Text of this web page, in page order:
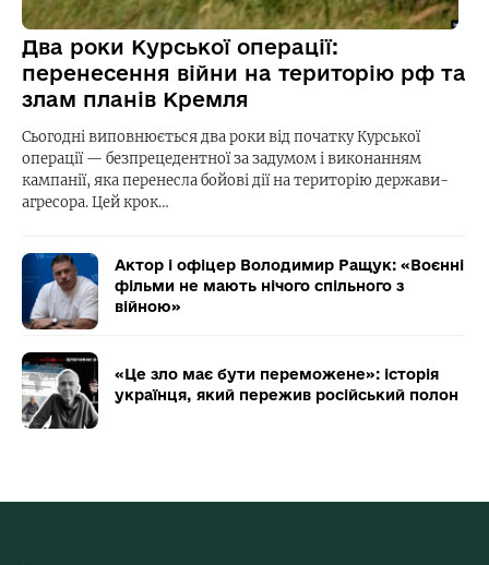
Два роки Курської операції:
перенесення війни на територію рф та
злам планів Кремля
Сьогодні виповнюється два роки від початку Курської
операції — безпрецедентної за задумом і виконанням
кампанії, яка перенесла бойові дії на територію держави-
агресора. Цей крок…
Актор і офіцер Володимир Ращук: «Воєнні
фільми не мають нічого спільного з
війною»
«Це зло має бути переможене»: історія
українця, який пережив російський полон